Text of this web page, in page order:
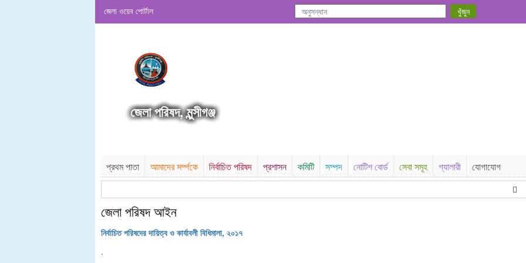
জেলা ওয়েব পোর্টাল
জেলা পরিষদ, মুন্সীগঞ্জ
প্রথম পাতা আমাদের সর্ম্পকে নির্বাচিত পরিষদ প্রশাসন কমিটি সম্পদ নোটিশ বোর্ড সেবা সমূহ গ্যালারী যোগাযোগ
জেলা পরিষদ আইন
নির্বাচিত পরিষদের দায়িত্ব ও কার্যাবলী বিধিমালা, ২০১৭
.